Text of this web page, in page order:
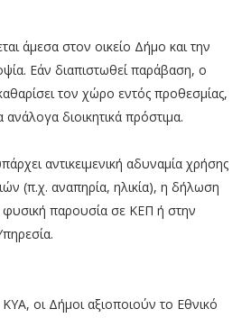
άμεσα στον οικείο Δήμο και την
Εάν διαπιστωθεί παράβαση, ο
τον χώρο εντός προθεσμίας,
ανάλογα διοικητικά πρόστιμα.
αντικειμενική αδυναμία χρήσης
(π.χ. αναπηρία, ηλικία), η δήλωση
φυσική παρουσία σε ΚΕΠ ή στην
οι Δήμοι αξιοποιούν το Εθνικό